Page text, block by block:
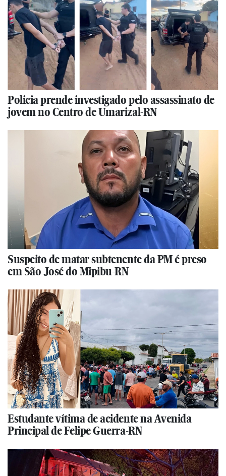
Policia prende investigado pelo assassinato de
jovem no Centro de Umarizal-RN
Suspeito de matar subtenente da PM é preso
em São José do Mipibu-RN
Estudante vítima de acidente na Avenida
Principal de Felipe Guerra-RN